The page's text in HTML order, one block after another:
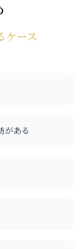
ケース
がある